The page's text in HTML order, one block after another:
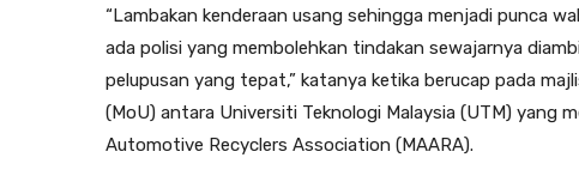
“Lambakan kenderaan usang sehingga menjadi punca
ada polisi yang membolehkan tindakan sewajarnya
pelupusan yang tepat,” katanya ketika berucap pada
(MoU) antara Universiti Teknologi Malaysia (UTM) yang
Automotive Recyclers Association (MAARA).